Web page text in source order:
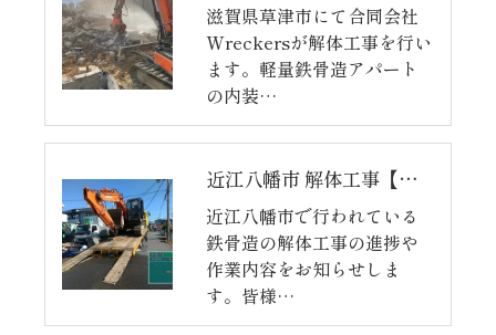
滋賀県草津市にて合同会社
Wreckersが解体工事を行い
ます。軽量鉄骨造アパート
の内装…
近江八幡市 解体工事【完】
近江八幡市で行われている
鉄骨造の解体工事の進捗や
作業内容をお知らせしま
す。皆様…